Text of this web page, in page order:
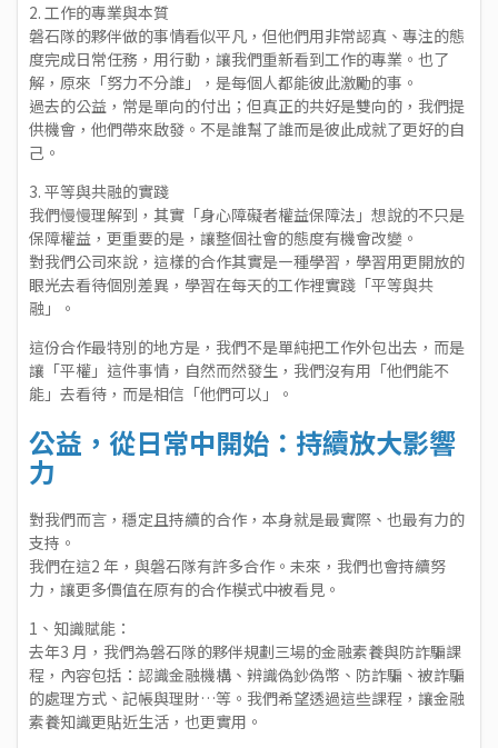
2. 工作的專業與本質
磐石隊的夥伴做的事情看似平凡，但他們用非常認真、專注的態
度完成日常任務，用行動，讓我們重新看到工作的專業。也了
解，原來「努力不分誰」，是每個人都能彼此激勵的事。
過去的公益，常是單向的付出；但真正的共好是雙向的，我們提
供機會，他們帶來啟發。不是誰幫了誰而是彼此成就了更好的自
己。
3. 平等與共融的實踐
我們慢慢理解到，其實「身心障礙者權益保障法」想說的不只是
保障權益，更重要的是，讓整個社會的態度有機會改變。
對我們公司來說，這樣的合作其實是㇐種學習，學習用更開放的
眼光去看待個別差異，學習在每天的工作裡實踐「平等與共
融」。
這份合作最特別的地方是，我們不是單純把工作外包出去，而是
讓「平權」這件事情，自然而然發生，我們沒有用「他們能不
能」去看待，而是相信「他們可以」。
公益，從日常中開始：持續放大影響
力
對我們而言，穩定且持續的合作，本身就是最實際、也最有力的
支持。
我們在這2 年，與磐石隊有許多合作。未來，我們也會持續努
力，讓更多價值在原有的合作模式中被看見。
1、知識賦能：
去年3 月，我們為磐石隊的夥伴規劃三場的金融素養與防詐騙課
程，內容包括：認識金融機構、辨識偽鈔偽幣、防詐騙、被詐騙
的處理方式、記帳與理財…等。我們希望透過這些課程，讓金融
素養知識更貼近生活，也更實用。